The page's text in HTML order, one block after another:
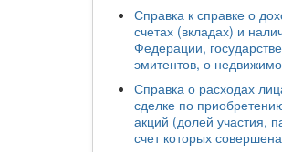
Справка к справке о
счетах (вкладах) и
Федерации,
эмитентов, о
Справка о расходах
сделке по
акций (долей участия,
счет которых